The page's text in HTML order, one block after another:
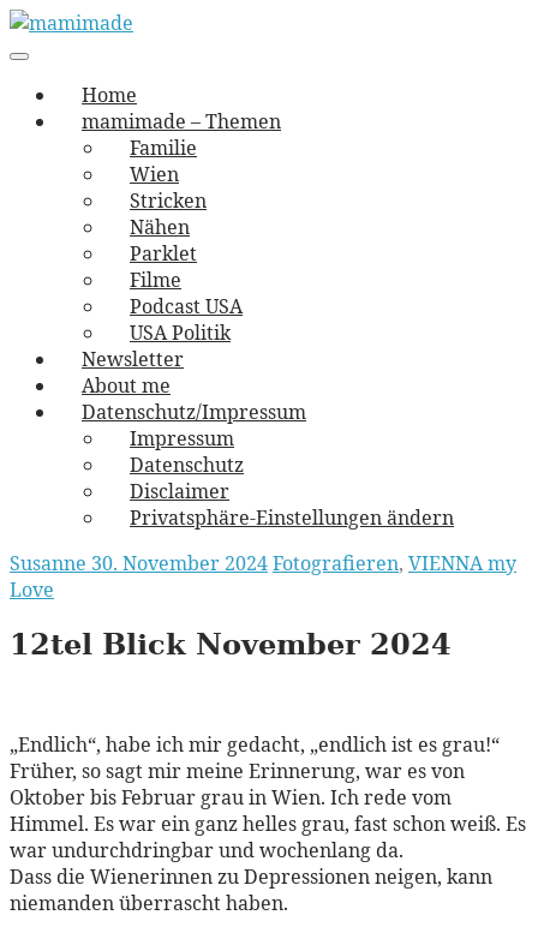
Skip
to
mamimade
vernäht und zugetextet
navigation
Menu
Home
mamimade – Themen
Familie
Wien
Stricken
Nähen
Parklet
Filme
Podcast USA
USA Politik
Newsletter
About me
Datenschutz/Impressum
Impressum
Datenschutz
Disclaimer
Privatsphäre-Einstellungen ändern
Susanne 30. November 2024Fotografieren, VIENNA my
Love
12tel Blick November 2024
„Endlich“, habe ich mir gedacht, „endlich ist es grau!“
Früher, so sagt mir meine Erinnerung, war es von
Oktober bis Februar grau in Wien. Ich rede vom
Himmel. Es war ein ganz helles grau, fast schon weiß. Es
war undurchdringbar und wochenlang da.
Dass die Wienerinnen zu Depressionen neigen, kann
niemanden überrascht haben.